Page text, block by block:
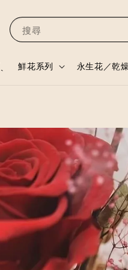
搜尋
鮮花系列 永生花／乾